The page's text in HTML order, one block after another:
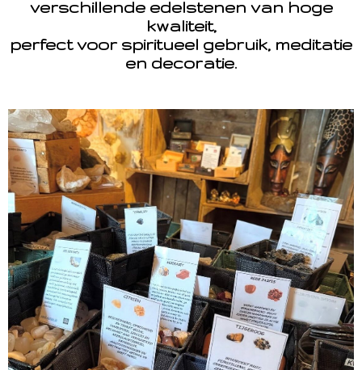
verschillende edelstenen van hoge
kwaliteit,
perfect voor spiritueel gebruik, meditatie
en decoratie.